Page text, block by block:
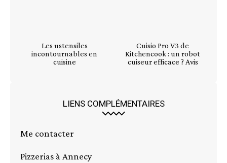
Les ustensiles
incontournables en
cuisine
Cuisio Pro V3 de
Kitchencook : un robot
cuiseur efficace ? Avis
LIENS COMPLÉMENTAIRES
Me contacter
Pizzerias à Annecy